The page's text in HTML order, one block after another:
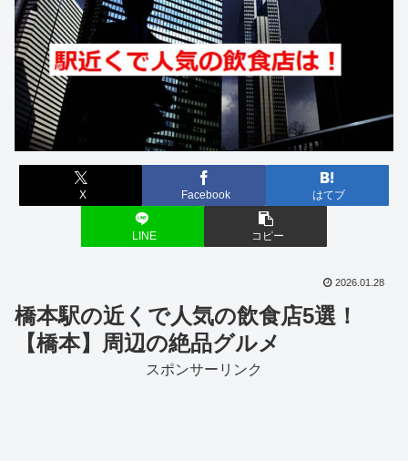
X Facebook はてブ
LINE コピー
2026.01.28
橋本駅の近くで人気の飲食店5選！
【橋本】周辺の絶品グルメ
スポンサーリンク